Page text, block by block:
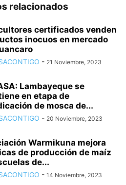
relacionados
certificados venden
inocuos en mercado
- 21 Noviembre, 2023
Lambayeque se
en etapa de
de mosca de...
- 20 Noviembre, 2023
Warmikuna mejora
de producción de maíz
de...
- 14 Noviembre, 2023